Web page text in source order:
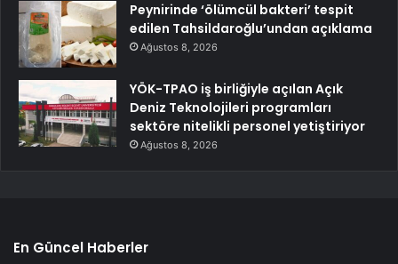
Peynirinde ‘ölümcül bakteri’ tespit
edilen Tahsildaroğlu’undan açıklama
Ağustos 8, 2026
YÖK-TPAO iş birliğiyle açılan Açık
Deniz Teknolojileri programları
sektöre nitelikli personel yetiştiriyor
Ağustos 8, 2026
En Güncel Haberler